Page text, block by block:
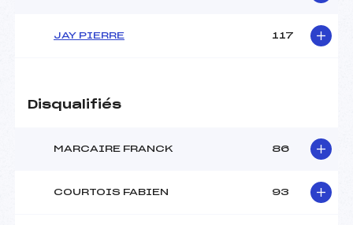
JAY PIERRE 117
Disqualifiés
MARCAIRE FRANCK 86
COURTOIS FABIEN 93